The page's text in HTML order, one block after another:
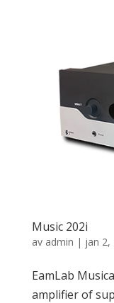
Music 202i
av admin | jan 2,
EamLab
amplifier of